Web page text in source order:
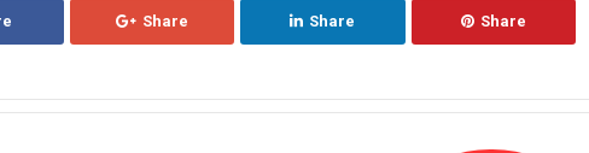
Share Share Share